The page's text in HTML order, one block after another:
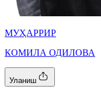
МУҲАРРИР
КОМИЛА ОДИЛОВА
Уланиш